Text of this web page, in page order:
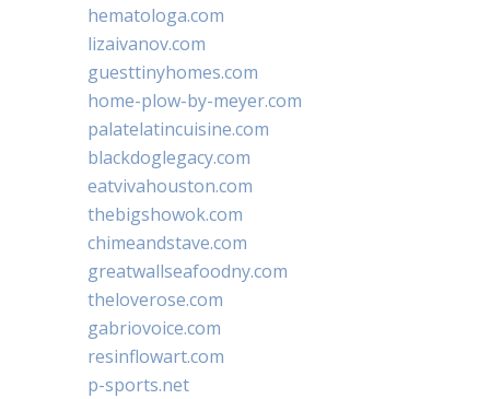
hematologa.com
lizaivanov.com
guesttinyhomes.com
home-plow-by-meyer.com
palatelatincuisine.com
blackdoglegacy.com
eatvivahouston.com
thebigshowok.com
chimeandstave.com
greatwallseafoodny.com
theloverose.com
gabriovoice.com
resinflowart.com
p-sports.net